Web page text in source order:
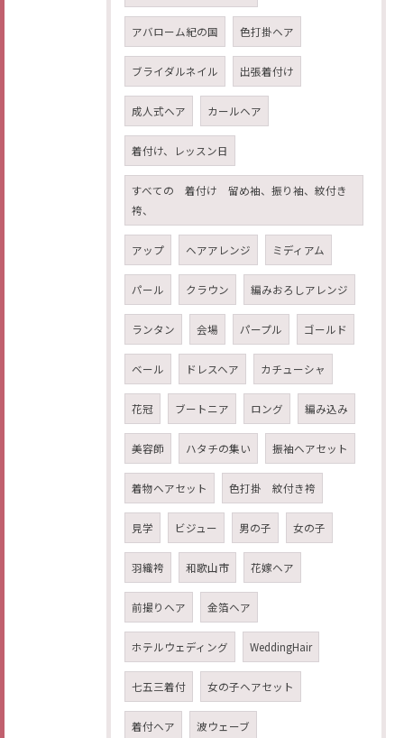
アバローム紀の国 色打掛ヘア
ブライダルネイル 出張着付け
成人式ヘア カールヘア
着付け、レッスン日
すべての 着付け 留め袖、振り袖、紋付き
袴、
アップ ヘアアレンジ ミディアム
パール クラウン 編みおろしアレンジ
ランタン 会場 パープル ゴールド
ベール ドレスヘア カチューシャ
花冠 ブートニア ロング 編み込み
美容師 ハタチの集い 振袖ヘアセット
着物ヘアセット 色打掛 紋付き袴
見学 ビジュー 男の子 女の子
羽織袴 和歌山市 花嫁ヘア
前撮りヘア 金箔ヘア
ホテルウェディング WeddingHair
七五三着付 女の子ヘアセット
着付ヘア 波ウェーブ